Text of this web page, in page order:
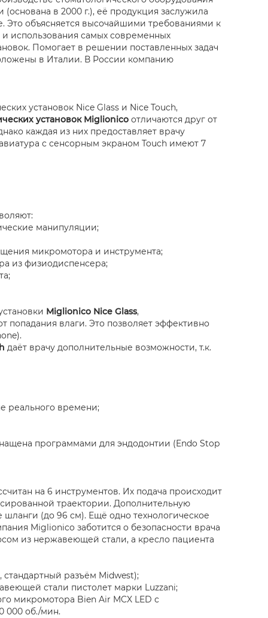
в 2000 г.), её продукция заслужила
Это объясняется высочайшими требованиями к
и использования самых современных
Помогает в решении поставленных задач
в Италии. В России компанию
установок Nice Glass и Nice Touch,
установок Miglionico отличаются друг от
каждая из них предоставляет врачу
с сенсорным экраном Touch имеют 7
манипуляции;
микромотора и инструмента;
из физиодиспенсера;
Miglionico Nice Glass,
попадания влаги. Это позволяет эффективно
даёт врачу дополнительные возможности, т.к.
реального времени;
программами для эндодонтии (Endo Stop
на 6 инструментов. Их подача происходит
траектории. Дополнительную
(до 96 см). Ещё одно технологическое
Miglionico заботится о безопасности врача
из нержавеющей стали, а кресло пациента
разъём Midwest);
стали пистолет марки Luzzani;
микромотора Bien Air MCX LED с
000 об./мин.